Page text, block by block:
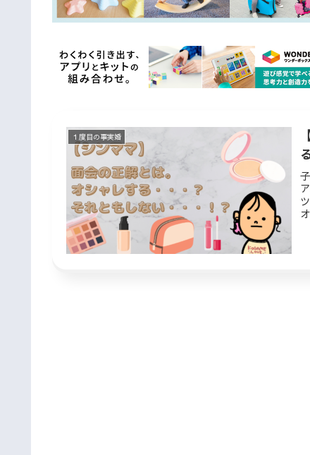
１度目の事実婚